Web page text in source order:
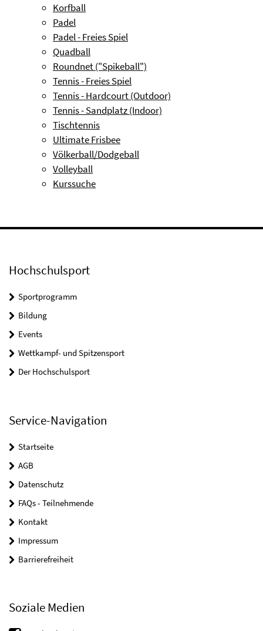
Korfball
Padel
Padel - Freies Spiel
Quadball
Roundnet ("Spikeball")
Tennis - Freies Spiel
Tennis - Hardcourt (Outdoor)
Tennis - Sandplatz (Indoor)
Tischtennis
Ultimate Frisbee
Völkerball/Dodgeball
Volleyball
Kurssuche
Hochschulsport
Sportprogramm
Bildung
Events
Wettkampf- und Spitzensport
Der Hochschulsport
Service-Navigation
Startseite
AGB
Datenschutz
FAQs - Teilnehmende
Kontakt
Impressum
Barrierefreiheit
Soziale Medien